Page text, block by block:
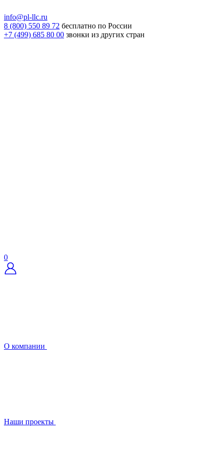
info@pl-llc.ru
8 (800) 550 89 72 бесплатно по России
+7 (499) 685 80 00 звонки из других стран
0
О компании
Наши проекты